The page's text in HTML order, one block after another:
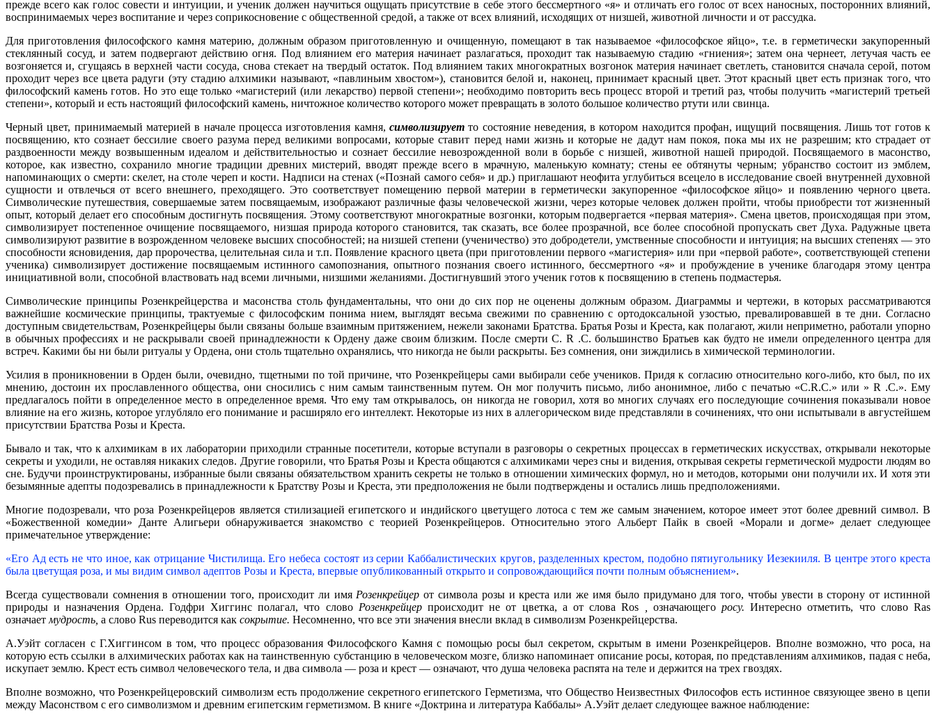
прежде всего как голос совести и интуиции, и ученик должен научиться ощущать присутствие в себе этого бессмертного «я» и отличать его голос от всех наносных, посторонних влияний,
воспринимаемых через воспитание и через соприкосновение с общественной средой, а также от всех влияний, исходящих от низшей, животной личности и от рассудка.
Для приготовления философского камня материю, должным образом приготовленную и очищенную, помещают в так называемое «философское яйцо», т.е. в герметически закупоренный
стеклянный сосуд, и затем подвергают действию огня. Под влиянием его материя начинает разлагаться, проходит так называемую стадию «гниения»; затем она чернеет, летучая часть ее
возгоняется и, сгущаясь в верхней части сосуда, снова стекает на твердый остаток. Под влиянием таких многократных возгонок материя начинает светлеть, становится сначала серой, потом
проходит через все цвета радуги (эту стадию алхимики называют, «павлиньим хвостом»), становится белой и, наконец, принимает красный цвет. Этот красный цвет есть признак того, что
философский камень готов. Но это еще только «магистерий (или лекарство) первой степени»; необходимо повторить весь процесс второй и третий раз, чтобы получить «магистерий третьей
степени», который и есть настоящий философский камень, ничтожное количество которого может превращать в золото большое количество ртути или свинца.
Черный цвет, принимаемый материей в начале процесса изготовления камня, символизируетто состояние неведения, в котором находится профан, ищущий посвящения. Лишь тот готов к
посвящению, кто сознает бессилие своего разума перед великими вопросами, которые ставит перед нами жизнь и которые не дадут нам покоя, пока мы их не разрешим; кто страдает от
раздвоенности между возвышенным идеалом и действительностью и сознает бессилие невозрожденной воли в борьбе с низшей, животной нашей природой. Посвящаемого в масонство,
которое, как известно, сохранило многие традиции древних мистерий, вводят прежде всего в мрачную, маленькую комнату; стены ее обтянуты черным; убранство состоит из эмблем,
напоминающих о смерти: скелет, на столе череп и кости. Надписи на стенах («Познай самого себя» и др.) приглашают неофита углубиться всецело в исследование своей внутренней духовной
сущности и отвлечься от всего внешнего, преходящего. Это соответствует помещению первой материи в герметически закупоренное «философское яйцо» и появлению черного цвета.
Символические путешествия, совершаемые затем посвящаемым, изображают различные фазы человеческой жизни, через которые человек должен пройти, чтобы приобрести тот жизненный
опыт, который делает его способным достигнуть посвящения. Этому соответствуют многократные возгонки, которым подвергается «первая материя». Смена цветов, происходящая при этом,
символизирует постепенное очищение посвящаемого, низшая природа которого становится, так сказать, все более прозрачной, все более способной пропускать свет Духа. Радужные цвета
символизируют развитие в возрожденном человеке высших способностей; на низшей степени (ученичество) это добродетели, умственные способности и интуиция; на высших степенях — это
способности ясновидения, дар пророчества, целительная сила и т.п. Появление красного цвета (при приготовлении первого «магистерия» или при «первой работе», соответствующей степени
ученика) символизирует достижение посвящаемым истинного самопознания, опытного познания своего истинного, бессмертного «я» и пробуждение в ученике благодаря этому центра
инициативной воли, способной властвовать над всеми личными, низшими желаниями. Достигнувший этого ученик готов к посвящению в степень подмастерья.
Символические принципы Розенкрейцерства и масонства столь фундаментальны, что они до сих пор не оценены должным образом. Диаграммы и чертежи, в которых рассматриваются
важнейшие космические принципы, трактуемые с философским понима нием, выглядят весьма свежими по сравнению с ортодоксальной узостью, превалировавшей в те дни. Согласно
доступным свидетельствам, Розенкрейцеры были связаны больше взаимным притяжением, нежели законами Братства. Братья Розы и Креста, как полагают, жили неприметно, работали упорно
в обычных профессиях и не раскрывали своей принадлежности к Ордену даже своим близким. После смерти С. R .С. большинство Братьев как будто не имели определенного центра для
встреч. Какими бы ни были ритуалы у Ордена, они столь тщательно охранялись, что никогда не были раскрыты. Без сомнения, они зиждились в химической терминологии.
Усилия в проникновении в Орден были, очевидно, тщетными по той причине, что Розенкрейцеры сами выбирали себе учеников. Придя к согласию относительно кого-либо, кто был, по их
мнению, достоин их прославленного общества, они сносились с ним самым таинственным путем. Он мог получить письмо, либо анонимное, либо с печатью «С.R.С.» или » R .С.». Ему
предлагалось пойти в определенное место в определенное время. Что ему там открывалось, он никогда не говорил, хотя во многих случаях его последующие сочинения показывали новое
влияние на его жизнь, которое углубляло его понимание и расширяло его интеллект. Некоторые из них в аллегорическом виде представляли в сочинениях, что они испытывали в августейшем
присутствии Братства Розы и Креста.
Бывало и так, что к алхимикам в их лаборатории приходили странные посетители, которые вступали в разговоры о секретных процессах в герметических искусствах, открывали некоторые
секреты и уходили, не оставляя никаких следов. Другие говорили, что Братья Розы и Креста общаются с алхимиками через сны и видения, открывая секреты герметической мудрости людям во
сне. Будучи проинструктированы, избранные были связаны обязательством хранить секреты не только в отношении химических формул, но и методов, которыми они получили их. И хотя эти
безымянные адепты подозревались в принадлежности к Братству Розы и Креста, эти предположения не были подтверждены и остались лишь предположениями.
Многие подозревали, что роза Розенкрейцеров является стилизацией египетского и индийского цветущего лотоса с тем же самым значением, которое имеет этот более древний символ. В
«Божественной комедии» Данте Алигьери обнаруживается знакомство с теорией Розенкрейцеров. Относительно этого Альберт Пайк в своей «Морали и догме» делает следующее
примечательное утверждение:
«Его Ад есть не что иное, как отрицание Чистилища. Его небеса состоят из серии Каббалистических кругов, разделенных крестом, подобно пятиугольнику Иезекииля. В центре этого креста
была цветущая роза, и мы видим символ адептов Розы и Креста, впервые опубликованный открыто и сопровождающийся почти полным объяснением».
Всегда существовали сомнения в отношении того, происходит ли имяРозенкрейцерот символа розы и креста или же имя было придумано для того, чтобы увести в сторону от истинной
природы и назначения Ордена. Годфри Хиггинс полагал, что слово Розенкрейцерпроисходит не от цветка, а от слова Ros , означающегоросу.Интересно отметить, что слово Ras
означаетмудрость, а слово Rus переводится как сокрытие. Несомненно, что все эти значения внесли вклад в символизм Розенкрейцерства.
А.Уэйт согласен с Г.Хиггинсом в том, что процесс образования Философского Камня с помощью росы был секретом, скрытым в имени Розенкрейцеров. Вполне возможно, что роса, на
которую есть ссылки в алхимических работах как на таинственную субстанцию в человеческом мозге, близко напоминает описание росы, которая, по представлениям алхимиков, падая с неба,
искупает землю. Крест есть символ человеческого тела, и два символа — роза и крест — означают, что душа человека распята на теле и держится на трех гвоздях.
Вполне возможно, что Розенкрейцеровский символизм есть продолжение секретного египетского Герметизма, что Общество Неизвестных Философов есть истинное связующее звено в цепи
между Масонством с его символизмом и древним египетским герметизмом. В книге «Доктрина и литература Каббалы» А.Уэйт делает следующее важное наблюдение: